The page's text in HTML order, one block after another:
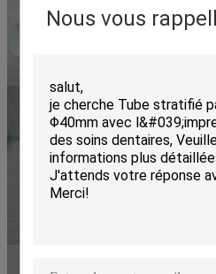
Nous vous